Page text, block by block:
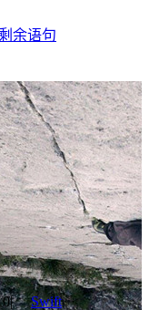
余语句
|
Swift